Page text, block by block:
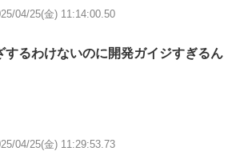
04/25(金) 11:14:00.50
するわけないのに開発ガイジすぎるん
04/25(金) 11:29:53.73